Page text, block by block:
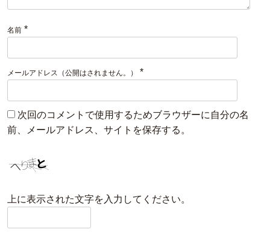
名前 *
メールアドレス（公開はされません。） *
次回のコメントで使用するためブラウザーに自分の名
前、メールアドレス、サイトを保存する。
上に表示された文字を入力してください。